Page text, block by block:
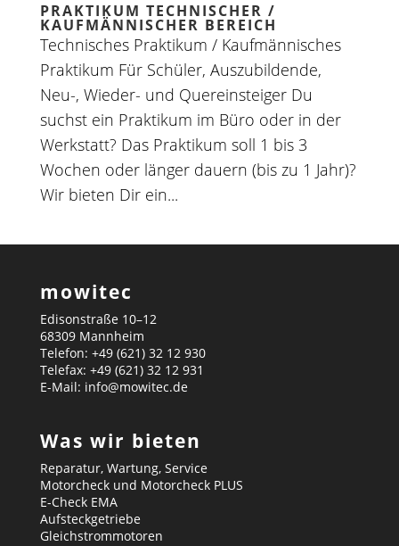
PRAKTIKUM TECHNISCHER /
KAUFMÄNNISCHER BEREICH
Technisches Praktikum / Kaufmännisches
Praktikum Für Schüler, Auszubildende,
Neu-, Wieder- und Quereinsteiger Du
suchst ein Praktikum im Büro oder in der
Werkstatt? Das Praktikum soll 1 bis 3
Wochen oder länger dauern (bis zu 1 Jahr)?
Wir bieten Dir ein...
mowitec
Edisonstraße 10–12
68309 Mannheim
Telefon: +49 (621) 32 12 930
Telefax: +49 (621) 32 12 931
E-Mail: info@mowitec.de
Was wir bieten
Reparatur, Wartung, Service
Motorcheck und Motorcheck PLUS
E-Check EMA
Aufsteckgetriebe
Gleichstrommotoren